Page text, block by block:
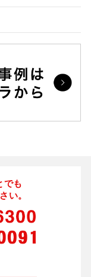
でも
い。